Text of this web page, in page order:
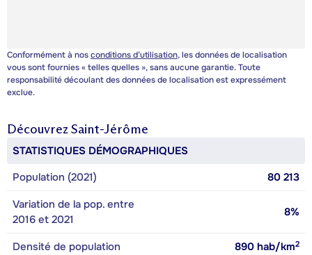
Conformément à nosconditions d’utilisation, les données de localisation
vous sont fournies « telles quelles », sans aucune garantie. Toute
responsabilité découlant des données de localisation est expressément
exclue.
Découvrez Saint-Jérôme
STATISTIQUES DÉMOGRAPHIQUES
Population (2021)
80 213
Variation de la pop. entre
2016 et 2021
8%
Densité de population 890 hab/km2